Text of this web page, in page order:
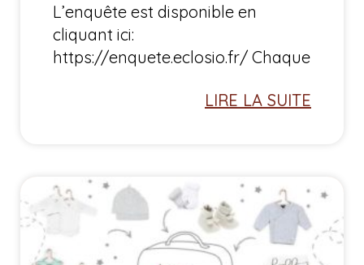
L’enquête est disponible en
cliquant ici:
https://enquete.eclosio.fr/ Chaque
LIRE LA SUITE